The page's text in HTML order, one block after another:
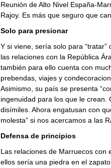
Reunión de Alto Nivel España-
Rajoy. Es más que seguro que
Solo para presionar
Y si viene, sería solo para
las relaciones con la República
también para ello cuenta con
prebendas, viajes y
Asimismo, su país se presenta
ingenuidad para los que le crean.
disímiles. Ahora engatusan con
molesta” si nos acercamos a las
Defensa de principios
Las relaciones de Marruecos con
ellos sería una piedra en el